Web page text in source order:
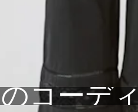
コーデ